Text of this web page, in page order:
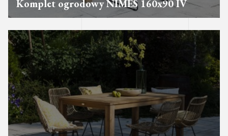
Komplet ogrodowy NIMES 160x90 IV